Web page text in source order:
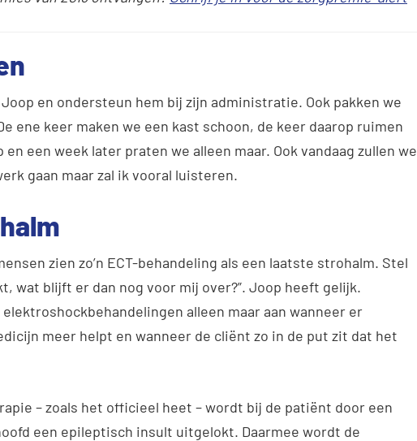
en ondersteun hem bij zijn administratie. Ook pakken we
ene keer maken we een kast schoon, de keer daarop ruimen
een week later praten we alleen maar. Ook vandaag zullen we
gaan maar zal ik vooral luisteren.
zien zo’n ECT-behandeling als een laatste strohalm. Stel
wat blijft er dan nog voor mij over?”. Joop heeft gelijk.
alleen maar aan wanneer er
meer helpt en wanneer de cliënt zo in de put zit dat het
– zoals het officieel heet – wordt bij de patiënt door een
een epileptisch insult uitgelokt. Daarmee wordt de